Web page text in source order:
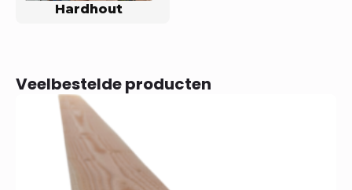
Hardhout
Veelbestelde producten